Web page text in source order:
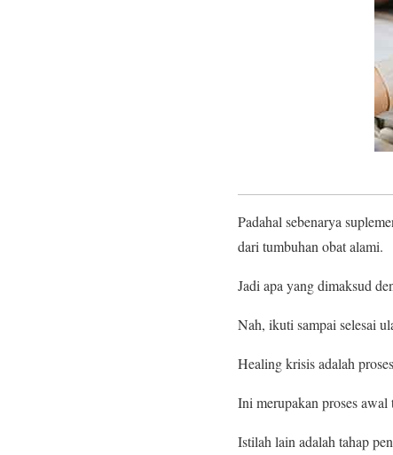
Padahal sebenarya
dari tumbuhan obat alami.
Jadi apa yang dimaksud
Nah, ikuti sampai selesai
Healing krisis adalah
Ini merupakan proses
Istilah lain adalah tahap